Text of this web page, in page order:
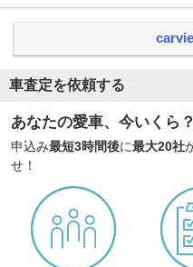
車査定を依頼する
あなたの愛車、今いくら？
申込み最短3時間後に最大20社
せ！